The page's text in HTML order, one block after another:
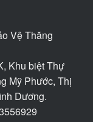
Vệ Thăng
Khu biệt Thự
Mỹ Phước, Thị
Dương.